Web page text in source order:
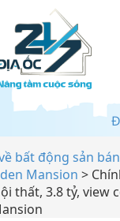
bất động sản bán
Mansion >
thất, 3.8 tỷ, view